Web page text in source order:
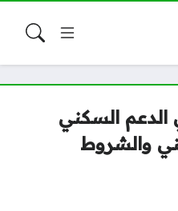
السكني
والشروط